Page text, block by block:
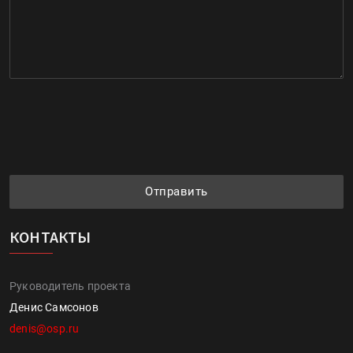
Отправить
КОНТАКТЫ
Руководитель проекта
Денис Самсонов
denis@osp.ru